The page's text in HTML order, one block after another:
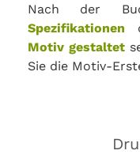
Nach der
Spezifikationen
Motiv gestaltet
Sie die Motiv-